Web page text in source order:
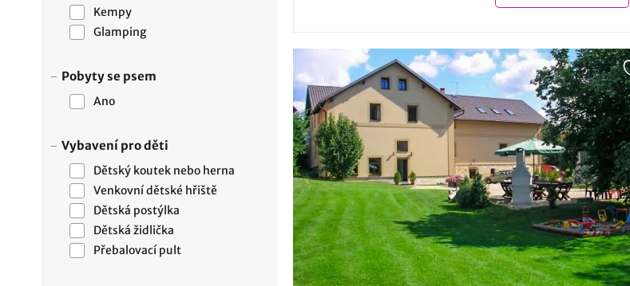
Kempy
Glamping
Pobyty se psem
Ano
Vybavení pro děti
Dětský koutek nebo herna
Venkovní dětské hřiště
Dětská postýlka
Dětská židlička
Přebalovací pult